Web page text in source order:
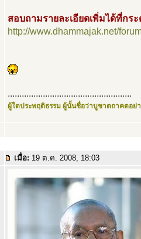
สอบถามรายละเอียดเพิ่มได้ที่กร
http://www.dhammajak.net/
.....................................................
ผู้ใดประพฤติธรรม ผู้นั้นชื่อว่าบูชาตถาคตอย่า
เมื่อ: 19 ต.ค. 2008, 18:03